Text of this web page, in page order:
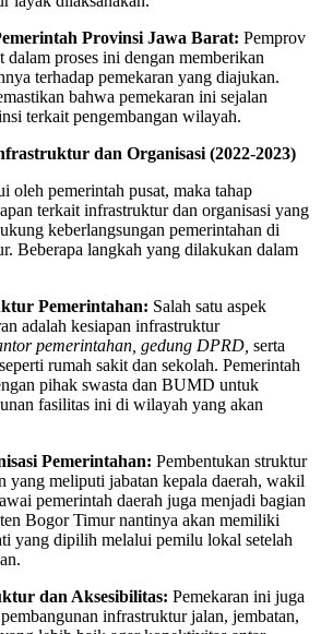
Provinsi Jawa Barat: Pemprov
dalam proses ini dengan memberikan
terhadap pemekaran yang diajukan.
bahwa pemekaran ini sejalan
terkait pengembangan wilayah.
dan Organisasi (2022-2023)
oleh pemerintah pusat, maka tahap
terkait infrastruktur dan organisasi yang
keberlangsungan pemerintahan di
Beberapa langkah yang dilakukan dalam
Pemerintahan: Salah satu aspek
adalah kesiapan infrastruktur
pemerintahan, gedung DPRD, serta
rumah sakit dan sekolah. Pemerintah
pihak swasta dan BUMD untuk
fasilitas ini di wilayah yang akan
Pemerintahan: Pembentukan struktur
yang meliputi jabatan kepala daerah, wakil
pemerintah daerah juga menjadi bagian
Bogor Timur nantinya akan memiliki
yang dipilih melalui pemilu lokal setelah
dan Aksesibilitas: Pemekaran ini juga
infrastruktur jalan, jembatan,